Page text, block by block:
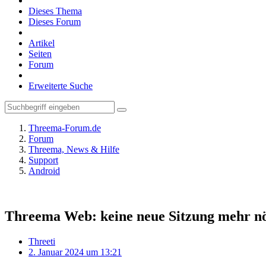
Dieses Thema
Dieses Forum
Artikel
Seiten
Forum
Erweiterte Suche
Threema-Forum.de
Forum
Threema, News & Hilfe
Support
Android
Threema Web: keine neue Sitzung mehr
Threeti
2. Januar 2024 um 13:21